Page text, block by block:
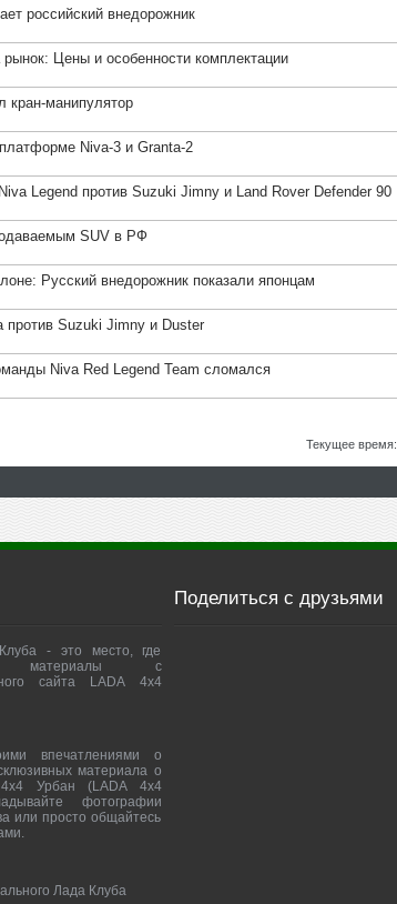
российский внедорожник
Цены и особенности комплектации
кран-манипулятор
Niva-3 и Granta-2
Legend против Suzuki Jimny и Land Rover Defender 90
SUV в РФ
Русский внедорожник показали японцам
против Suzuki Jimny и Duster
Niva Red Legend Team сломался
Текущее время:
- это место, где
материалы с
сайта LADA 4x4
впечатлениями о
материала о
Урбан (LADA 4x4
фотографии
или просто общайтесь
Лада Клуба
Поделиться с друзьями